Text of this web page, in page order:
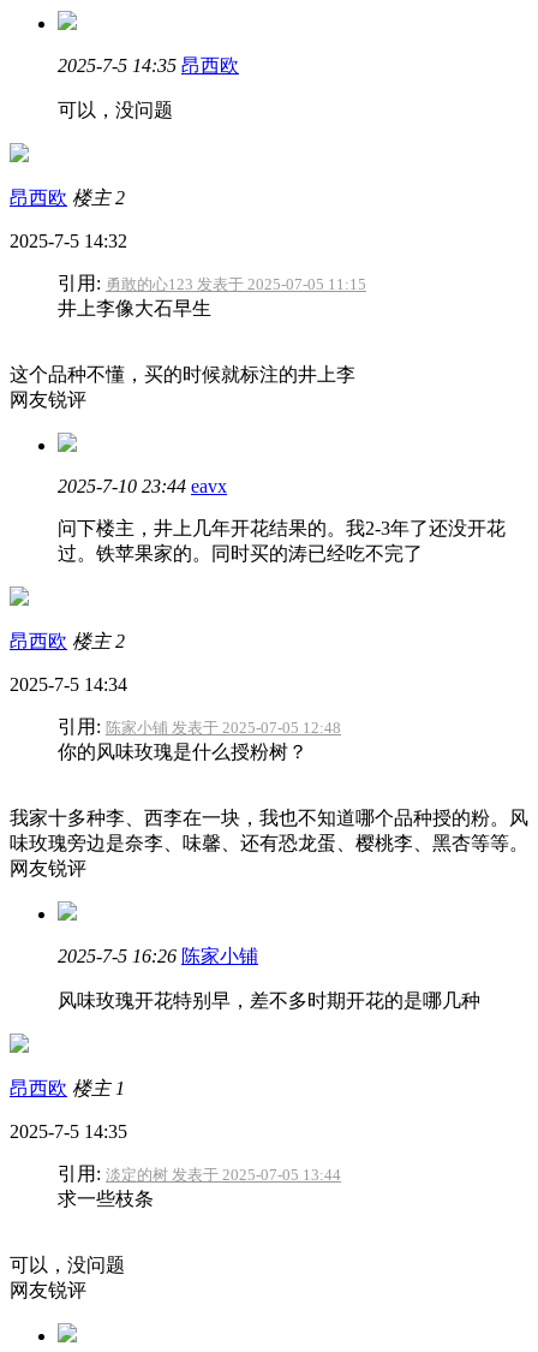
2025-7-5 14:35 昂西欧
可以，没问题
昂西欧 楼主 2
2025-7-5 14:32
引用: 勇敢的心123 发表于 2025-07-05 11:15
井上李像大石早生
这个品种不懂，买的时候就标注的井上李
网友锐评
2025-7-10 23:44 eavx
问下楼主，井上几年开花结果的。我2-3年了还没开花
过。铁苹果家的。同时买的涛已经吃不完了
昂西欧 楼主 2
2025-7-5 14:34
引用: 陈家小铺 发表于 2025-07-05 12:48
你的风味玫瑰是什么授粉树？
我家十多种李、西李在一块，我也不知道哪个品种授的粉。风
味玫瑰旁边是奈李、味馨、还有恐龙蛋、樱桃李、黑杏等等。
网友锐评
2025-7-5 16:26 陈家小铺
风味玫瑰开花特别早，差不多时期开花的是哪几种
昂西欧 楼主 1
2025-7-5 14:35
引用: 淡定的树 发表于 2025-07-05 13:44
求一些枝条
可以，没问题
网友锐评